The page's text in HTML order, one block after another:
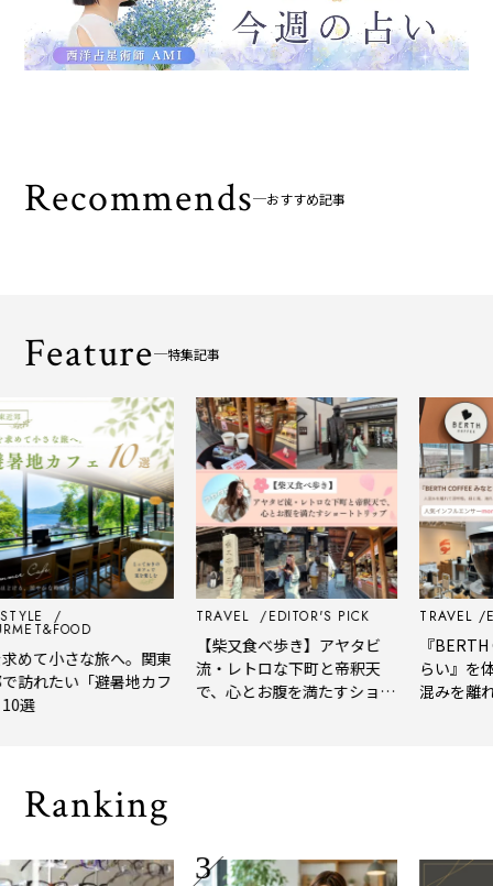
Recommends おすすめ記事
Feature 特集記事
小さな旅へ。関東
たい「避暑地カフ
TRAVEL EDITOR'S PICK
【柴又食べ歩き】アヤタビ
流・レトロな下町と帝釈天
で、心とお腹を満たすショー
TRAVEL
『BERTH
らい』を体験
混みを離れて
Ranking